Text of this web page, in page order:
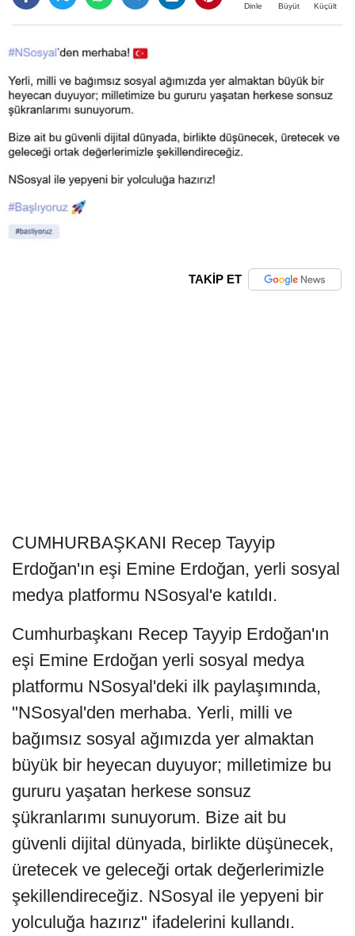
Dinle Büyüt Küçült
TAKİP ET
CUMHURBAŞKANI Recep Tayyip
Erdoğan'ın eşi Emine Erdoğan, yerli sosyal
medya platformu NSosyal'e katıldı.
Cumhurbaşkanı Recep Tayyip Erdoğan'ın
eşi Emine Erdoğan yerli sosyal medya
platformu NSosyal'deki ilk paylaşımında,
"NSosyal'den merhaba. Yerli, milli ve
bağımsız sosyal ağımızda yer almaktan
büyük bir heyecan duyuyor; milletimize bu
gururu yaşatan herkese sonsuz
şükranlarımı sunuyorum. Bize ait bu
güvenli dijital dünyada, birlikte düşünecek,
üretecek ve geleceği ortak değerlerimizle
şekillendireceğiz. NSosyal ile yepyeni bir
yolculuğa hazırız" ifadelerini kullandı.